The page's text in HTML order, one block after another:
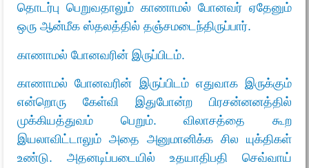
தொடர்பு பெறுவதாலும் காணாமல் போனவர் ஏதேனும்
ஒரு ஆன்மீக ஸ்தலத்தில் தஞ்சமடைந்திருப்பார்.
காணாமல் போனவரின் இருப்பிடம்.
காணாமல் போனவரின் இருப்பிடம் எதுவாக இருக்கும்
என்றொரு கேள்வி இதுபோன்ற பிரசன்னனத்தில்
முக்கியத்துவம் பெறும். விலாசத்தை கூற
இயலாவிட்டாலும் அதை அனுமானிக்க சில யுக்திகள்
உண்டு. அதனடிப்படையில் உதயாதிபதி செவ்வாய்